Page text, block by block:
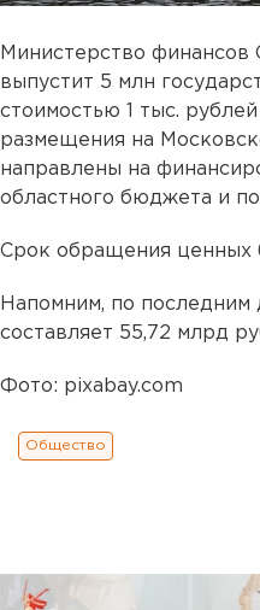
Министерство финансов
выпустит 5 млн
стоимостью 1 тыс.
размещения на
направлены на
областного бюджета и
Срок обращения ценных
Напомним, по последним
составляет 55,72 млрд
Фото: pixabay.com
Общество